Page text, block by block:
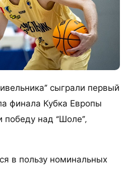
сыграли первый
финала Кубка Европы
над “Шоле”,
в пользу номинальных